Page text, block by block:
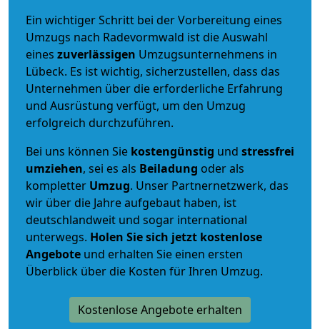
Ein wichtiger Schritt bei der Vorbereitung eines
Umzugs nach Radevormwald ist die Auswahl
eines zuverlässigen Umzugsunternehmens in
Lübeck. Es ist wichtig, sicherzustellen, dass das
Unternehmen über die erforderliche Erfahrung
und Ausrüstung verfügt, um den Umzug
erfolgreich durchzuführen.
Bei uns können Sie kostengünstig und stressfrei
umziehen, sei es als Beiladung oder als
kompletter Umzug. Unser Partnernetzwerk, das
wir über die Jahre aufgebaut haben, ist
deutschlandweit und sogar international
unterwegs. Holen Sie sich jetzt kostenlose
Angebote und erhalten Sie einen ersten
Überblick über die Kosten für Ihren Umzug.
Kostenlose Angebote erhalten